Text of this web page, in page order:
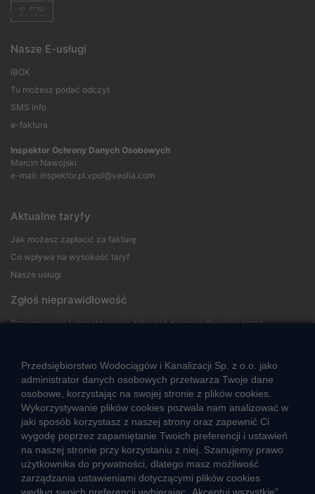
Nasze E-usługi
iBOK
Tu możesz podać odczyt
SMS info
e-faktura
Inspektor Ochrony Danych Osobowych
Marcin Nawojski
e-mail: inspektor.pl.vpol@veolia.com
Aktualne taryfy
Jak możesz zapłacić za fakturę
Co wpływa na wysokość taryf
Nasze usługi
Zgłoś nieprawidłowość
Przyjmowanie i rozpatrywanie zgłoszeń nieprawidłowości przez
Strefa klienta
Aktualności
Informacja o jakości wody
Informacje o przerwach w dostawie wody
Pogotowie wodociągowe
Jak oszczędzać wodę
Czego nie wrzucać do kanalizacji
Przedsiębiorstwo Wodociągów i Kanalizacji Sp. z o.o. jako
administrator danych osobowych przetwarza Twoje dane
osobowe, korzystając na swojej stronie z plików cookies.
Wykorzystywanie plików cookies pozwala nam analizować w
jaki sposób korzystasz z naszej strony oraz zapewnić Ci
wygodę poprzez zapamiętanie Twoich preferencji i ustawień
na naszej stronie przy korzystaniu z niej. Szanujemy prawo
użytkownika do prywatności, dlatego masz możliwość
zarządzania ustawieniami dotyczącymi plików cookies